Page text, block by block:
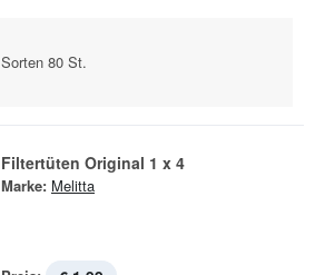
80 St.
Filtertüten Original 1 x 4
Marke: Melitta